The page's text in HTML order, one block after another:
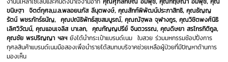
ขนิษฐา จิตต์กุศล,ม.ล.พลอยนภัส ลีนุตพงษ์, คุณสักก์พิพัฒน์ประภาสิทธิ, คุณธัญญ
รัตน์ พชรภัทร์ธนัญ, คุณปณิธิพัทธ์สุขสมบูรณ์, คุณณัฐพล จุฬางกูร, คุณวิชิตพงศ์นิธิ
เลิศวิวัฒน์, คุณแอนเจลิส บาเลก, คุณกัญญปรีย์ จินตวรรณ, คุณดิษยา สรไกรกิติกูล,
คุณชัย พรปริญญา ฯลฯ ยังได้นำกระเป๋าแบรนด์เนม ใบสวย ร่วมมหกรรมช้อปปิ้งการ
กุศลสินค้าแบรนด์เนมมือสองเพื่อนำรายได้สมทบบริจาคช่วยเหลือผู้ป่วยที่มีปัญหาด้านการ
มองเห็น